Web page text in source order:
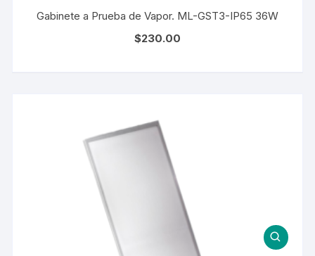
Gabinete a Prueba de Vapor. ML-GST3-IP65 36W
$230.00